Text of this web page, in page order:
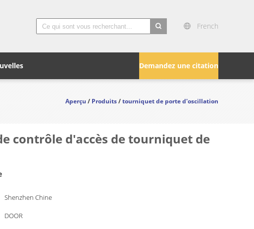
French
Demandez une citation
Aperçu/Produits/tourniquet de porte d'oscillation
contrôle d'accès de tourniquet de
Shenzhen Chine
DOOR